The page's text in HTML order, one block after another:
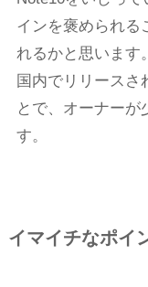
インを褒められる
れるかと思います。
国内でリリースさ
とで、オーナー
す。
イマイチなポイ